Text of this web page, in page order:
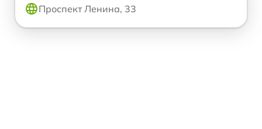
Проспект Ленина, 33